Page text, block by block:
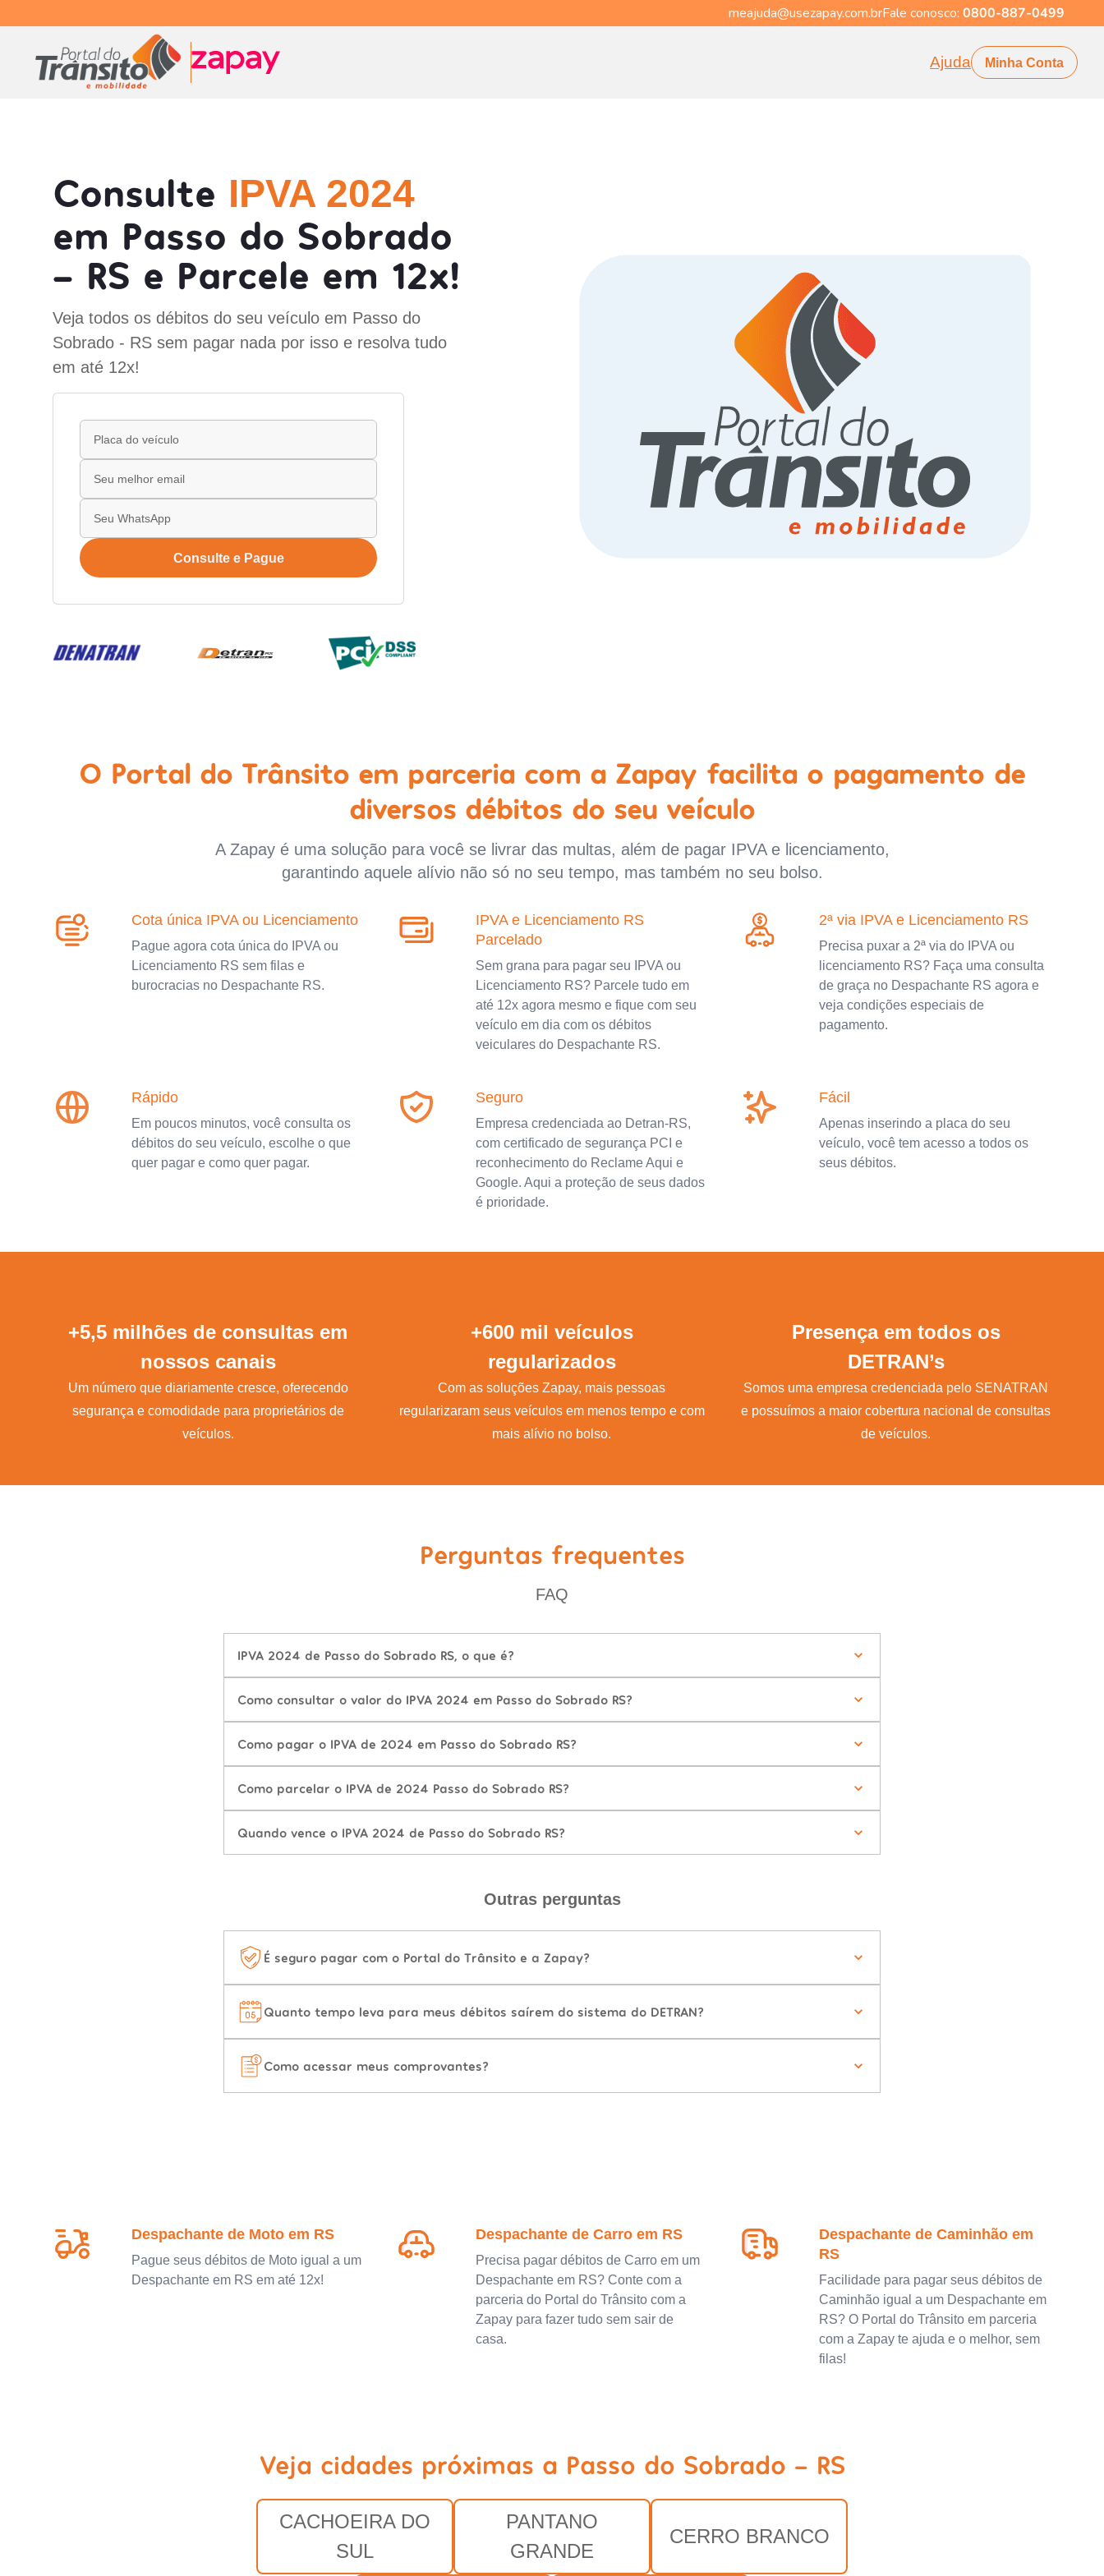
meajuda@usezapay.com.brFale conosco: 0800-887-0499
Ajuda Minha Conta
Consulte IPVA 2024
em Passo do Sobrado
- RS e Parcele em 12x!
Veja todos os débitos do seu veículo em Passo do
Sobrado - RS sem pagar nada por isso e resolva tudo
em até 12x!
Consulte e Pague
O Portal do Trânsito em parceria com a Zapay facilita o pagamento de
diversos débitos do seu veículo
A Zapay é uma solução para você se livrar das multas, além de pagar IPVA e licenciamento,
garantindo aquele alívio não só no seu tempo, mas também no seu bolso.
Cota única IPVA ou Licenciamento
Pague agora cota única do IPVA ou
Licenciamento RS sem filas e
burocracias no Despachante RS.
IPVA e Licenciamento RS
Parcelado
Sem grana para pagar seu IPVA ou
Licenciamento RS? Parcele tudo em
até 12x agora mesmo e fique com seu
veículo em dia com os débitos
veiculares do Despachante RS.
2ª via IPVA e Licenciamento RS
Precisa puxar a 2ª via do IPVA ou
licenciamento RS? Faça uma consulta
de graça no Despachante RS agora e
veja condições especiais de
pagamento.
Rápido
Em poucos minutos, você consulta os
débitos do seu veículo, escolhe o que
quer pagar e como quer pagar.
Seguro
Empresa credenciada ao Detran-RS,
com certificado de segurança PCI e
reconhecimento do Reclame Aqui e
Google. Aqui a proteção de seus dados
é prioridade.
Fácil
Apenas inserindo a placa do seu
veículo, você tem acesso a todos os
seus débitos.
+5,5 milhões de consultas em
nossos canais
Um número que diariamente cresce, oferecendo
segurança e comodidade para proprietários de
veículos.
+600 mil veículos
regularizados
Com as soluções Zapay, mais pessoas
regularizaram seus veículos em menos tempo e com
mais alívio no bolso.
Presença em todos os
DETRAN’s
Somos uma empresa credenciada pelo SENATRAN
e possuímos a maior cobertura nacional de consultas
de veículos.
Perguntas frequentes
FAQ
IPVA 2024 de Passo do Sobrado RS, o que é?
Como consultar o valor do IPVA 2024 em Passo do Sobrado RS?
Como pagar o IPVA de 2024 em Passo do Sobrado RS?
Como parcelar o IPVA de 2024 Passo do Sobrado RS?
Quando vence o IPVA 2024 de Passo do Sobrado RS?
Outras perguntas
É seguro pagar com o Portal do Trânsito e a Zapay?
Quanto tempo leva para meus débitos saírem do sistema do DETRAN?
Como acessar meus comprovantes?
Despachante de Moto em RS
Pague seus débitos de Moto igual a um
Despachante em RS em até 12x!
Despachante de Carro em RS
Precisa pagar débitos de Carro em um
Despachante em RS? Conte com a
parceria do Portal do Trânsito com a
Zapay para fazer tudo sem sair de
casa.
Despachante de Caminhão em
RS
Facilidade para pagar seus débitos de
Caminhão igual a um Despachante em
RS? O Portal do Trânsito em parceria
com a Zapay te ajuda e o melhor, sem
filas!
Veja cidades próximas a Passo do Sobrado - RS
CACHOEIRA DO
SUL
PANTANO
GRANDE
CERRO BRANCO